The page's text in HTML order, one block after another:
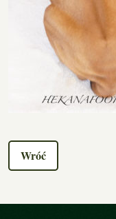
Wróć